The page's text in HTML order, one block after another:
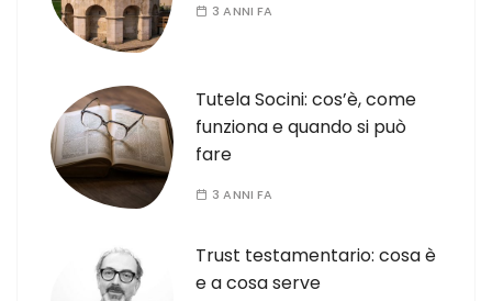
3 ANNI FA
Tutela Socini: cos’è, come
funziona e quando si può
fare
3 ANNI FA
Trust testamentario: cosa è
e a cosa serve